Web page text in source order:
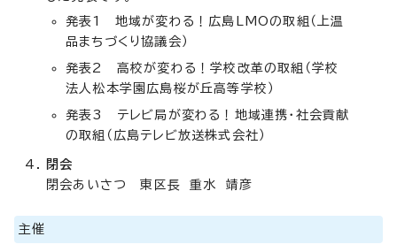
発表1 地域が変わる！広島LMOの取組（上温
品まちづくり協議会）
発表2 高校が変わる！学校改革の取組（学校
法人松本学園広島桜が丘高等学校）
発表3 テレビ局が変わる！地域連携・社会貢献
の取組（広島テレビ放送株式会社）
閉会
閉会あいさつ 東区長 重水 靖彦
主催